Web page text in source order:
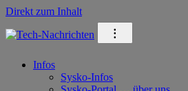
Direkt zum Inhalt
⁝
Infos
Sysko-Infos